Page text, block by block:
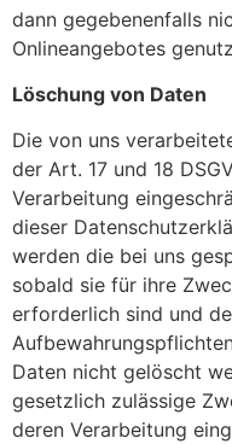
dann gegebenenfalls
Onlineangebotes
Löschung von Daten
Die von uns
der Art. 17 und 18
Verarbeitung
dieser
werden die bei uns
sobald sie für ihre
erforderlich sind und
Daten nicht gelöscht
gesetzlich zulässige
deren Verarbeitung